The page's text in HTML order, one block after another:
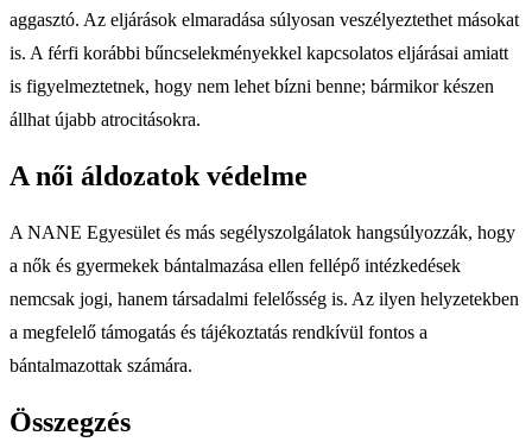
aggasztó. Az eljárások elmaradása súlyosan veszélyeztethet másokat
is. A férfi korábbi bűncselekményekkel kapcsolatos eljárásai amiatt
is figyelmeztetnek, hogy nem lehet bízni benne; bármikor készen
állhat újabb atrocitásokra.
A női áldozatok védelme
A NANE Egyesület és más segélyszolgálatok hangsúlyozzák, hogy
a nők és gyermekek bántalmazása ellen fellépő intézkedések
nemcsak jogi, hanem társadalmi felelősség is. Az ilyen helyzetekben
a megfelelő támogatás és tájékoztatás rendkívül fontos a
bántalmazottak számára.
Összegzés